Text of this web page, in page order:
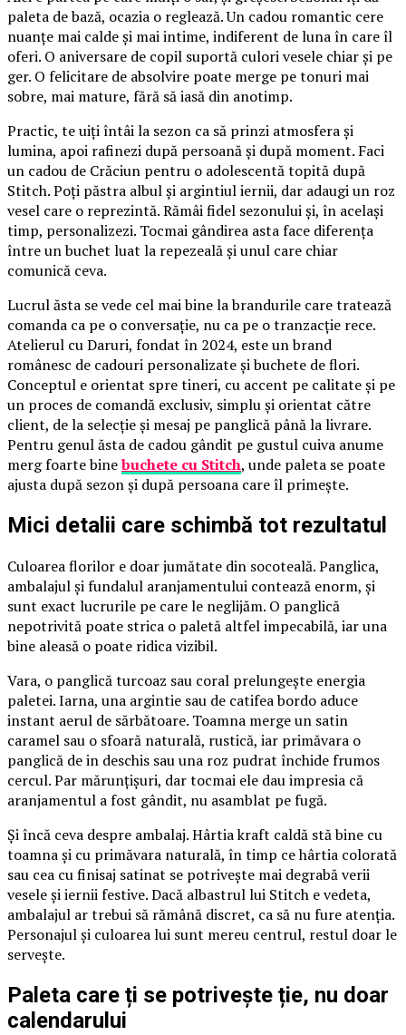
paleta de bază, ocazia o reglează. Un cadou romantic cere
nuanțe mai calde și mai intime, indiferent de luna în care îl
oferi. O aniversare de copil suportă culori vesele chiar și pe
ger. O felicitare de absolvire poate merge pe tonuri mai
sobre, mai mature, fără să iasă din anotimp.
Practic, te uiți întâi la sezon ca să prinzi atmosfera și
lumina, apoi rafinezi după persoană și după moment. Faci
un cadou de Crăciun pentru o adolescentă topită după
Stitch. Poți păstra albul și argintiul iernii, dar adaugi un roz
vesel care o reprezintă. Rămâi fidel sezonului și, în același
timp, personalizezi. Tocmai gândirea asta face diferența
între un buchet luat la repezeală și unul care chiar
comunică ceva.
Lucrul ăsta se vede cel mai bine la brandurile care tratează
comanda ca pe o conversație, nu ca pe o tranzacție rece.
Atelierul cu Daruri, fondat în 2024, este un brand
românesc de cadouri personalizate și buchete de flori.
Conceptul e orientat spre tineri, cu accent pe calitate și pe
un proces de comandă exclusiv, simplu și orientat către
client, de la selecție și mesaj pe panglică până la livrare.
Pentru genul ăsta de cadou gândit pe gustul cuiva anume
merg foarte binebuchete cu Stitch, unde paleta se poate
ajusta după sezon și după persoana care îl primește.
Mici detalii care schimbă tot rezultatul
Culoarea florilor e doar jumătate din socoteală. Panglica,
ambalajul și fundalul aranjamentului contează enorm, și
sunt exact lucrurile pe care le neglijăm. O panglică
nepotrivită poate strica o paletă altfel impecabilă, iar una
bine aleasă o poate ridica vizibil.
Vara, o panglică turcoaz sau coral prelungește energia
paletei. Iarna, una argintie sau de catifea bordo aduce
instant aerul de sărbătoare. Toamna merge un satin
caramel sau o sfoară naturală, rustică, iar primăvara o
panglică de in deschis sau una roz pudrat închide frumos
cercul. Par mărunțișuri, dar tocmai ele dau impresia că
aranjamentul a fost gândit, nu asamblat pe fugă.
Și încă ceva despre ambalaj. Hârtia kraft caldă stă bine cu
toamna și cu primăvara naturală, în timp ce hârtia colorată
sau cea cu finisaj satinat se potrivește mai degrabă verii
vesele și iernii festive. Dacă albastrul lui Stitch e vedeta,
ambalajul ar trebui să rămână discret, ca să nu fure atenția.
Personajul și culoarea lui sunt mereu centrul, restul doar le
servește.
Paleta care ți se potrivește ție, nu doar
calendarului